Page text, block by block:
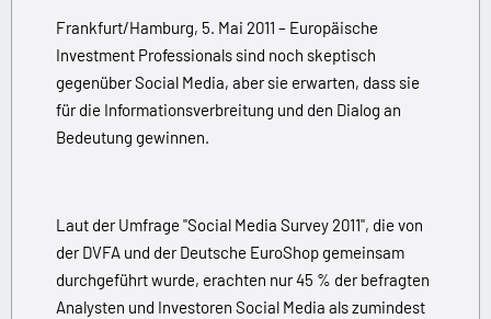
Frankfurt/Hamburg, 5. Mai 2011 – Europäische
Investment Professionals sind noch skeptisch
gegenüber Social Media, aber sie erwarten, dass sie
für die Informationsverbreitung und den Dialog an
Bedeutung gewinnen.
Laut der Umfrage "Social Media Survey 2011", die von
der DVFA und der Deutsche EuroShop gemeinsam
durchgeführt wurde, erachten nur 45 % der befragten
Analysten und Investoren Social Media als zumindest